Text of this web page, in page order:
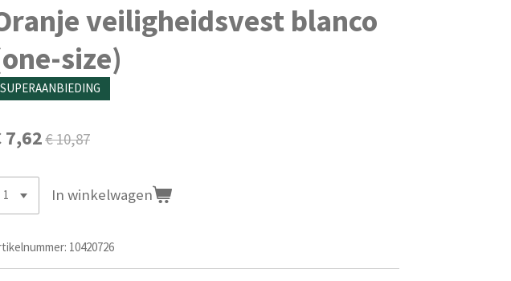
veiligheidsvest blanco
size)
SUPERAANBIEDING
7,62€ 10,87
In winkelwagen
10420726